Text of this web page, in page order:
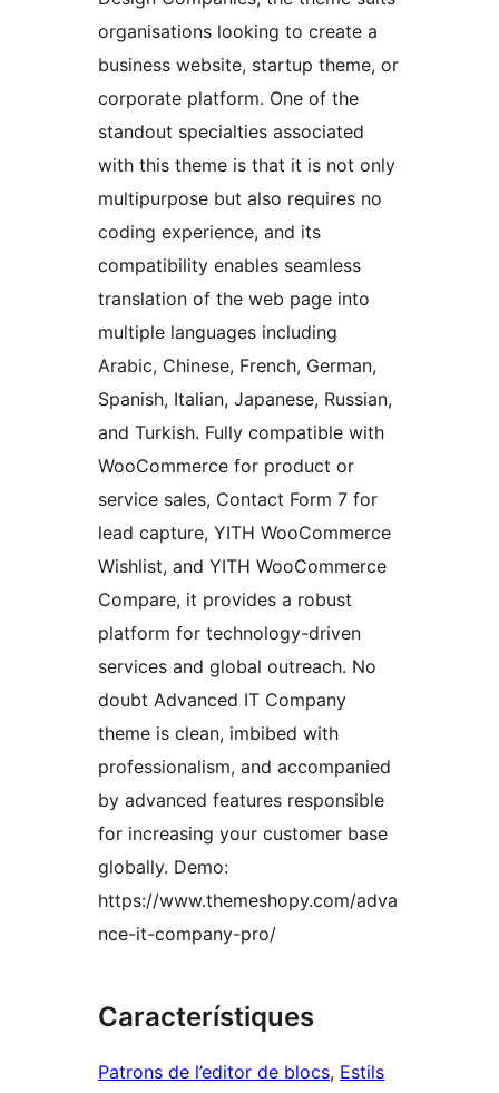
organisations looking to create a
business website, startup theme, or
corporate platform. One of the
standout specialties associated
with this theme is that it is not only
multipurpose but also requires no
coding experience, and its
compatibility enables seamless
translation of the web page into
multiple languages including
Arabic, Chinese, French, German,
Spanish, Italian, Japanese, Russian,
and Turkish. Fully compatible with
WooCommerce for product or
service sales, Contact Form 7 for
lead capture, YITH WooCommerce
Wishlist, and YITH WooCommerce
Compare, it provides a robust
platform for technology-driven
services and global outreach. No
doubt Advanced IT Company
theme is clean, imbibed with
professionalism, and accompanied
by advanced features responsible
for increasing your customer base
globally. Demo:
https://www.themeshopy.com/adva
nce-it-company-pro/
Característiques
Patrons de l’editor de blocs, Estils